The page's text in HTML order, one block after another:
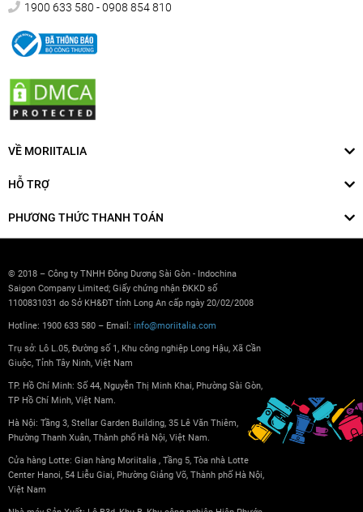
1900 633 580 - 0908 854 810
VỀ MORIITALIA
HỖ TRỢ
PHƯƠNG THỨC THANH TOÁN
© 2018 – Công ty TNHH Đông Dương Sài Gòn - Indochina
Saigon Company Limited; Giấy chứng nhận ĐKKD số
1100831031 do Sở KH&ĐT tỉnh Long An cấp ngày 20/02/2008
Hotline: 1900 633 580 – Email: info@moriitalia.com
Trụ sở: Lô L.05, Đường số 1, Khu công nghiệp Long Hậu, Xã Cần
Giuộc, Tỉnh Tây Ninh, Việt Nam
TP. Hồ Chí Minh: Số 44, Nguyễn Thị Minh Khai, Phường Sài Gòn,
TP Hồ Chí Minh, Việt Nam.
Hà Nội: Tầng 3, Stellar Garden Building, 35 Lê Văn Thiêm,
Phường Thanh Xuân, Thành phố Hà Nội, Việt Nam.
Cửa hàng Lotte: Gian hàng Moriitalia , Tầng 5, Tòa nhà Lotte
Center Hanoi, 54 Liễu Giai, Phường Giảng Võ, Thành phố Hà Nội,
Việt Nam